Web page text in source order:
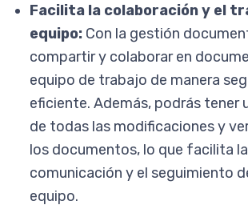
Facilita la colaboración y el
equipo: Con la gestión
compartir y colaborar en
equipo de trabajo de manera
eficiente. Además, podrás tener
de todas las modificaciones y
los documentos, lo que facilita la
comunicación y el seguimiento
equipo.